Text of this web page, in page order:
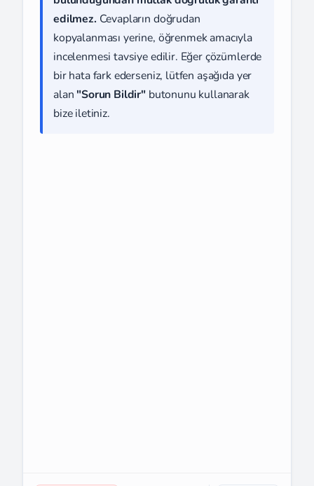
edilmez. Cevapların doğrudan
kopyalanması yerine, öğrenmek amacıyla
incelenmesi tavsiye edilir. Eğer çözümlerde
bir hata fark ederseniz, lütfen aşağıda yer
alan "Sorun Bildir" butonunu kullanarak
bize iletiniz.